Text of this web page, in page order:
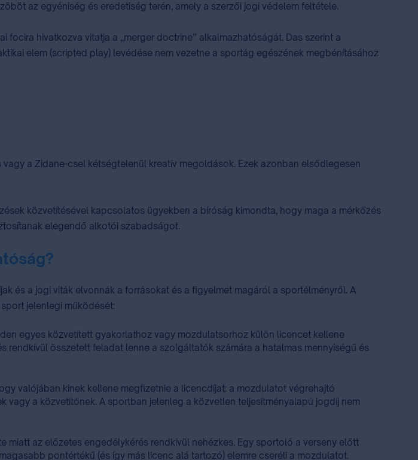
az egyéniség és eredetiség terén, amely a szerzői jogi védelem feltétele.
focira hivatkozva vitatja a „merger doctrine” alkalmazhatóságát. Das szerint a
elem (scripted play) levédése nem vezetne a sportág egészének megbénításához
a Zidane-csel kétségtelenül kreatív megoldások. Ezek azonban elsődlegesen
közvetítésével kapcsolatos ügyekben a bíróság kimondta, hogy maga a mérkőzés
elegendő alkotói szabadságot.
és a jogi viták elvonnák a forrásokat és a figyelmet magáról a sportélményről. A
jelenlegi működését:
egyes közvetített gyakorlathoz vagy mozdulatsorhoz külön licencet kellene
összetett feladat lenne a szolgáltatók számára a hatalmas mennyiségű és
valójában kinek kellene megfizetnie a licencdíjat: a mozdulatot végrehajtó
a közvetítőnek. A sportban jelenleg a közvetlen teljesítményalapú jogdíj nem
miatt az előzetes engedélykérés rendkívül nehézkes. Egy sportoló a verseny előtt
pontértékű (és így más licenc alá tartozó) elemre cseréli a mozdulatot.